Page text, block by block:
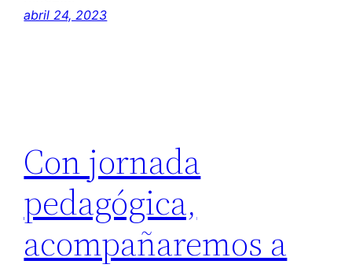
abril 24, 2023
Con jornada
pedagógica,
acompañaremos a